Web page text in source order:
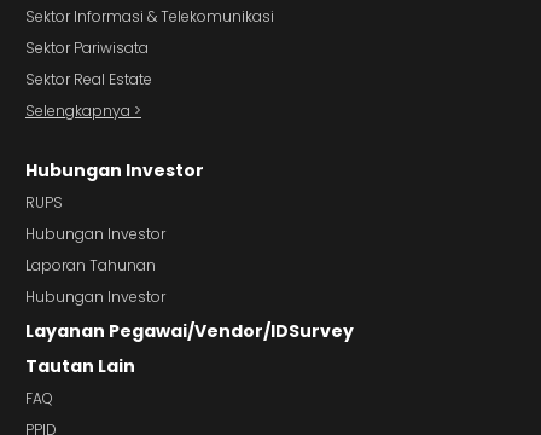
Sektor Informasi & Telekomunikasi
Sektor Pariwisata
Sektor Real Estate
Selengkapnya >
Hubungan Investor
RUPS
Hubungan Investor
Laporan Tahunan
Hubungan Investor
Layanan Pegawai/Vendor/IDSurvey
Tautan Lain
FAQ
PPID